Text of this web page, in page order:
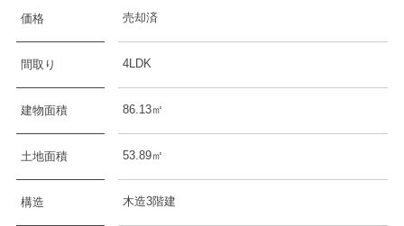
価格 売却済
間取り 4LDK
建物面積 86.13㎡
土地面積 53.89㎡
構造 木造3階建